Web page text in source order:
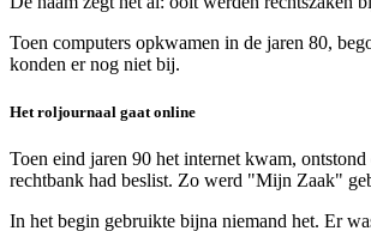
Toen computers opkwamen in de jaren 80,
konden er nog niet bij.
Het roljournaal gaat online
Toen eind jaren 90 het internet kwam,
rechtbank had beslist. Zo werd "Mijn Zaak"
In het begin gebruikte bijna niemand het. Er